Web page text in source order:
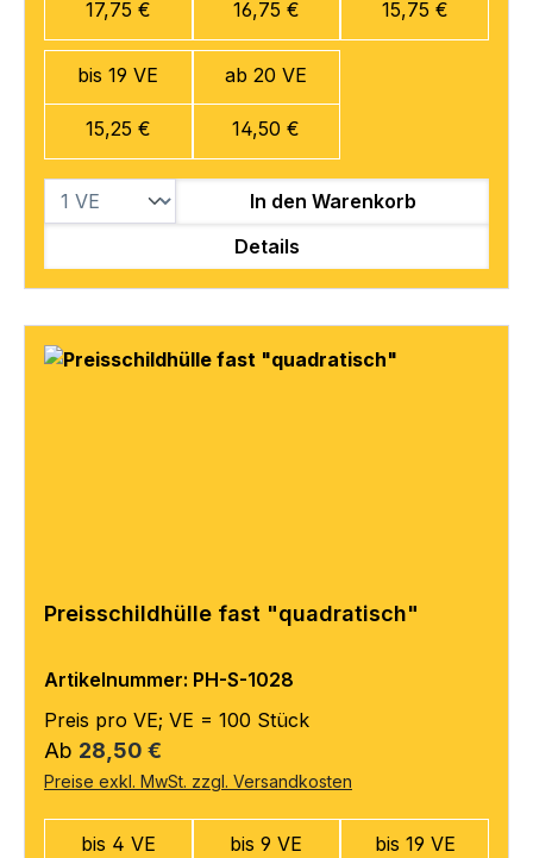
17,75 € 16,75 € 15,75 €
bis 19 VE
15,25 €
ab 20 VE
14,50 €
In den Warenkorb
Details
Preisschildhülle fast "quadratisch"
Artikelnummer: PH-S-1028
Preis pro VE; VE = 100 Stück
Regulärer Preis:
Ab 28,50 €
Preise exkl. MwSt. zzgl. Versandkosten
bis 4 VE bis 9 VE bis 19 VE